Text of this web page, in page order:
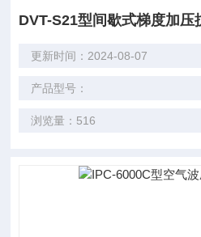
DVT-S21型间歇式梯度加压
更新时间：2024-08-07
产品型号：
浏览量：516